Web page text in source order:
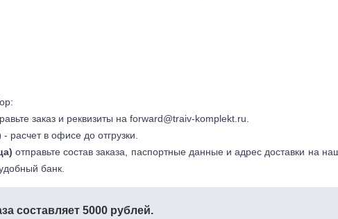
заказ и реквизиты на forward@traiv-komplekt.ru
- расчет в офисе до отгрузки.
отправьте состав заказа, паспортные данные и адрес доставки на
банк.
составляет 5000 рублей.